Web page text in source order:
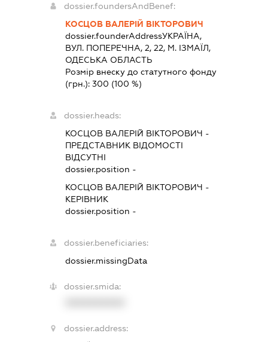
dossier.foundersAndBenef:
КОСЦОВ ВАЛЕРІЙ ВІКТОРОВИЧ
dossier.founderAddressУКРАЇНА,
ВУЛ. ПОПЕРЕЧНА, 2, 22, М. ІЗМАЇЛ,
ОДЕСЬКА ОБЛАСТЬ
Розмір внеску до статутного фонду
(грн.):300 (100 %)
dossier.heads:
КОСЦОВ ВАЛЕРІЙ ВІКТОРОВИЧ -
ПРЕДСТАВНИК ВІДОМОСТІ
ВІДСУТНІ
dossier.position -
КОСЦОВ ВАЛЕРІЙ ВІКТОРОВИЧ -
КЕРІВНИК
dossier.position -
dossier.beneficiaries:
dossier.missingData
dossier.smida:
dossier.address: